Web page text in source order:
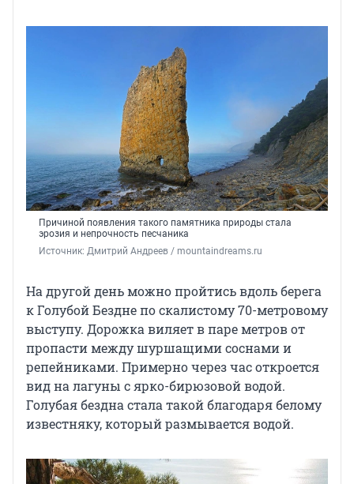
Причиной появления такого памятника природы стала
эрозия и непрочность песчаника
Источник: Дмитрий Андреев / mountaindreams.ru
На другой день можно пройтись вдоль берега
к Голубой Бездне по скалистому 70-метровому
выступу. Дорожка виляет в паре метров от
пропасти между шуршащими соснами и
репейниками. Примерно через час откроется
вид на лагуны с ярко-бирюзовой водой.
Голубая бездна стала такой благодаря белому
известняку, который размывается водой.